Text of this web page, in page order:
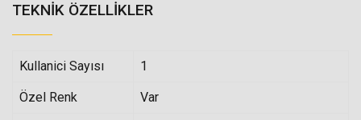
TEKNIK ÖZELLIKLER
Kullanici Sayısı 1
Özel Renk Var